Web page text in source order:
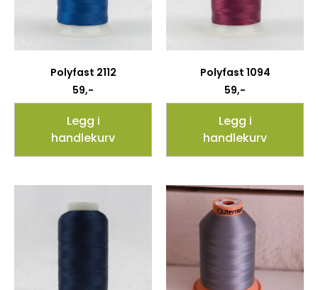
Polyfast 2112
59,-
Legg i
handlekurv
Polyfast 1094
59,-
Legg i
handlekurv